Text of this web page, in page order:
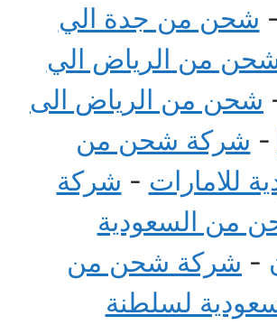
- شحن من جدة الي
من الرياض الي
شحن من الرياض الى
- شركة شحن من
للامارات - شركة
من السعودية
- شركة شحن من
لسلطنة